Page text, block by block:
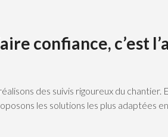
confiance, c’est
des suivis rigoureux du
les solutions les plus adaptées